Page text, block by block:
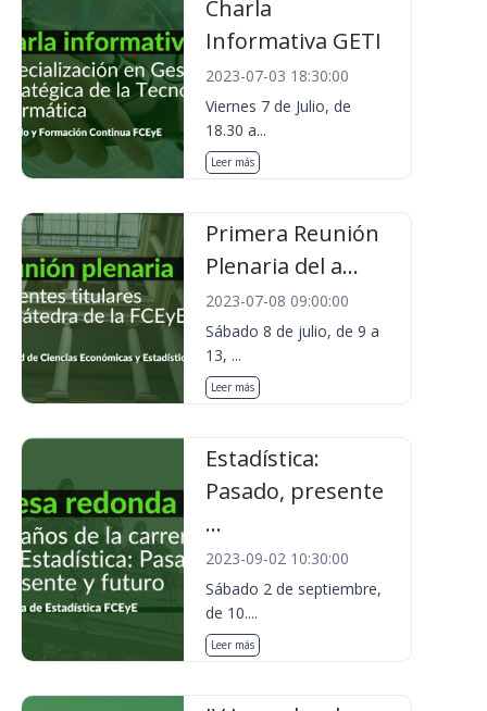
Charla
Informativa GETI
2023-07-03 18:30:00
Viernes 7 de Julio, de
18.30 a...
Leer más
Primera Reunión
Plenaria del a...
2023-07-08 09:00:00
Sábado 8 de julio, de 9 a
13, ...
Leer más
Estadística:
Pasado, presente
...
2023-09-02 10:30:00
Sábado 2 de septiembre,
de 10....
Leer más